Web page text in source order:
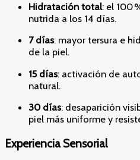
Hidratación total: el 100
nutrida a los 14 días.
7 días: mayor tersura e
de la piel.
15 días: activación de
natural.
30 días: desaparición
piel más uniforme y
Experiencia Sensorial